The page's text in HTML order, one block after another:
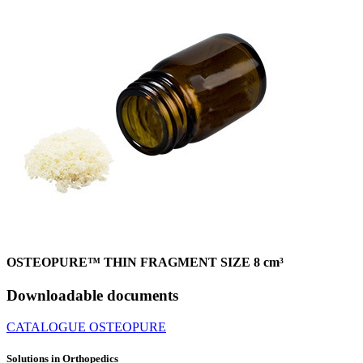
OSTEOPURE™ THIN FRAGMENT SIZE 8 cm³
Downloadable documents
CATALOGUE OSTEOPURE
Solutions in Orthopedics